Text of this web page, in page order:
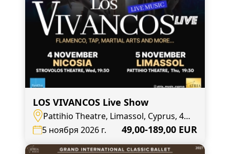
LOS VIVANCOS Live Show
Pattihio Theatre, Limassol, Cyprus, 4,
Agias Zonis
5 ноября 2026 г. 49,00-189,00 EUR